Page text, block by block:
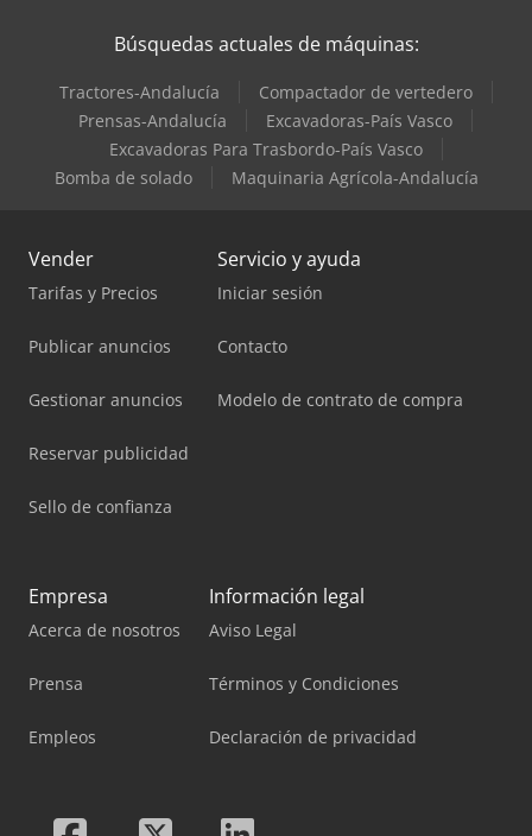
Búsquedas actuales de máquinas:
Tractores-Andalucía
Compactador de vertedero
Prensas-Andalucía
Excavadoras-País Vasco
Excavadoras Para Trasbordo-País Vasco
Bomba de solado
Maquinaria Agrícola-Andalucía
Vender
Tarifas y Precios
Publicar anuncios
Gestionar anuncios
Reservar publicidad
Sello de confianza
Servicio y ayuda
Iniciar sesión
Contacto
Modelo de contrato de compra
Empresa
Acerca de nosotros
Prensa
Empleos
Información legal
Aviso Legal
Términos y Condiciones
Declaración de privacidad